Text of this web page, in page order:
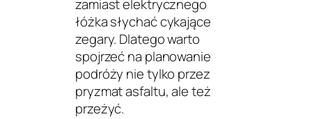
zamiast elektrycznego
łóżka słychać cykające
zegary. Dlatego warto
spojrzeć na planowanie
podróży nie tylko przez
pryzmat asfaltu, ale też
przeżyć.